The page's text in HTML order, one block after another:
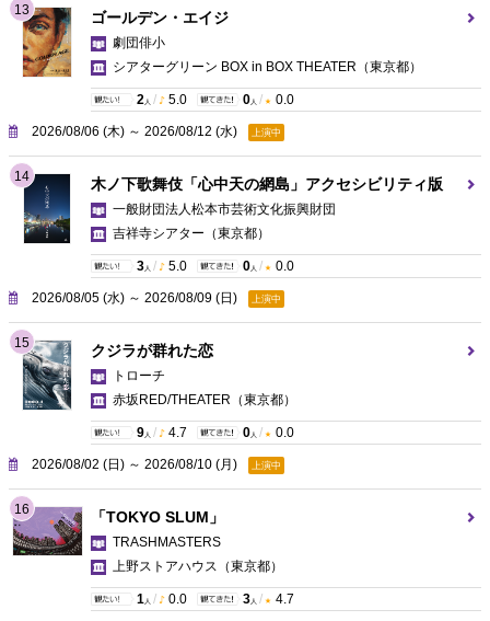
13 ゴールデン・エイジ
劇団俳小
シアターグリーン BOX in BOX THEATER （東京都）
2 人 / 5.0 0 人 / 0.0
2026/08/06 (木) ～ 2026/08/12 (水) 上演中
14 木ノ下歌舞伎「心中天の網島」アクセシビリティ版
一般財団法人松本市芸術文化振興財団
吉祥寺シアター （東京都）
3 人 / 5.0 0 人 / 0.0
2026/08/05 (水) ～ 2026/08/09 (日) 上演中
15 クジラが群れた恋
トローチ
赤坂RED/THEATER （東京都）
9 人 / 4.7 0 人 / 0.0
2026/08/02 (日) ～ 2026/08/10 (月) 上演中
16 「TOKYO SLUM」
TRASHMASTERS
上野ストアハウス
（東京都）
1 人 / 0.0 3 人 / 4.7